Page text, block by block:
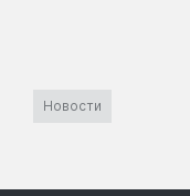
Новости